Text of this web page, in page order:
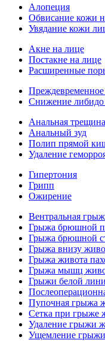
Алопеция
Обвисание кожи
Увядание кожи
Акне на лице
Постакне на лице
Расширенные
Снижение
Анальная трещина
Анальный зуд
Полип прямой
Удаление
Гипертония
Грипп
Ожирение
Вентральная
Грыжа брюшной
Грыжа брюшной
Грыжа внизу
Грыжа живота
Грыжа мышц
Грыжи белой
Пупочная грыжа
Сетка при грыже
Удаление грыжи
Ущемление